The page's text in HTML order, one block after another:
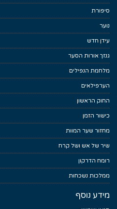
סיפורת
נוער
עידן חדש
גנזך אורות הסער
מלחמת הנפילים
הערפילאים
החוק הראשון
כישור הזמן
מחזור שער המוות
שיר של אש ושל קרח
רומח הדרקון
ממלכות נשכחות
מידע נוסף